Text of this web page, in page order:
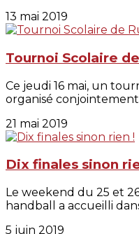
13 mai 2019
Tournoi Scolaire
Ce jeudi 16 mai, un
organisé conjointement
21 mai 2019
Dix finales sinon
Le weekend du 25 et
handball a accueilli
5 juin 2019